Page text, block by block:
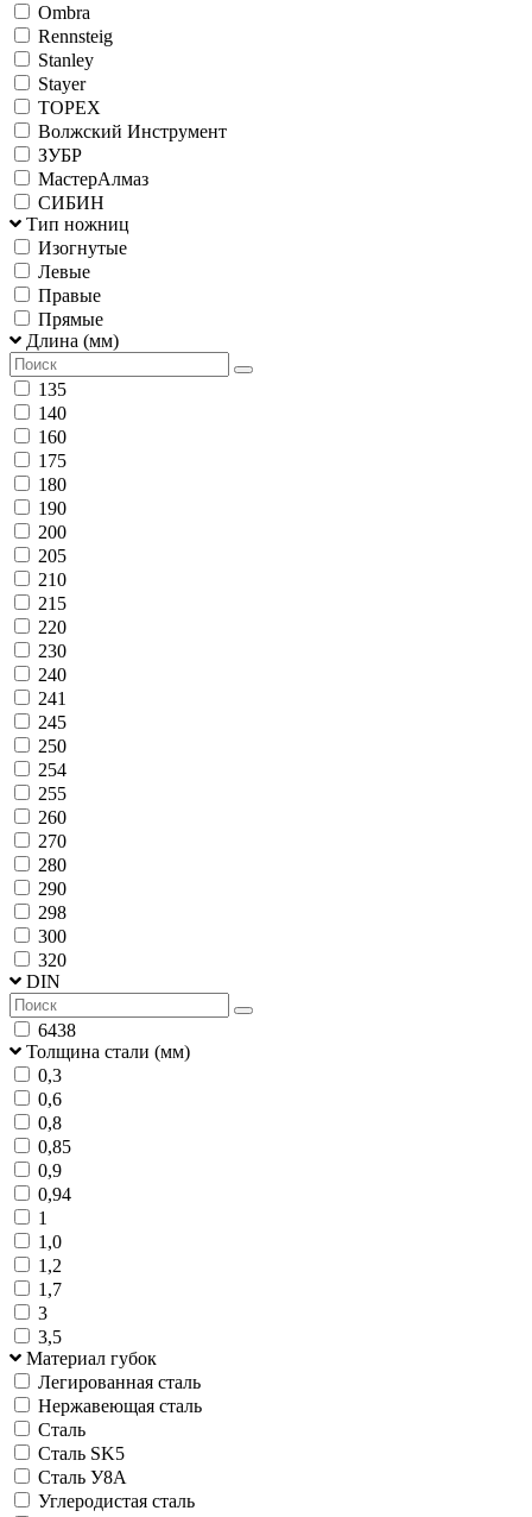
Ombra
Rennsteig
Stanley
Stayer
TOPEX
Волжский Инструмент
ЗУБР
МастерАлмаз
СИБИН
Тип ножниц
Изогнутые
Левые
Правые
Прямые
Длина (мм)
135
140
160
175
180
190
200
205
210
215
220
230
240
241
245
250
254
255
260
270
280
290
298
300
320
DIN
6438
Толщина стали (мм)
0,3
0,6
0,8
0,85
0,9
0,94
1
1,0
1,2
1,7
3
3,5
Материал губок
Легированная сталь
Нержавеющая сталь
Сталь
Сталь SK5
Сталь У8А
Углеродистая сталь